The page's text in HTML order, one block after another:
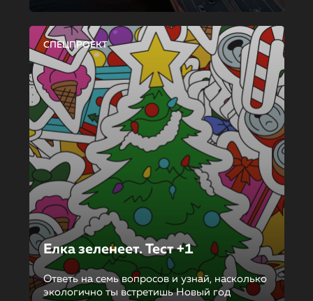
СПЕЦПРОЕКТ
Елка зеленеет. Тест +1
Ответь на семь вопросов и узнай, насколько
экологично ты встретишь Новый год